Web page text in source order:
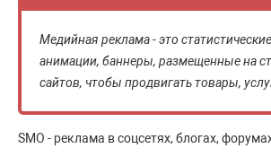
Медийная реклама - это
анимации, баннеры, размещенные на
сайтов, чтобы продвигать товары,
SMO - реклама в соцсетях, блогах,